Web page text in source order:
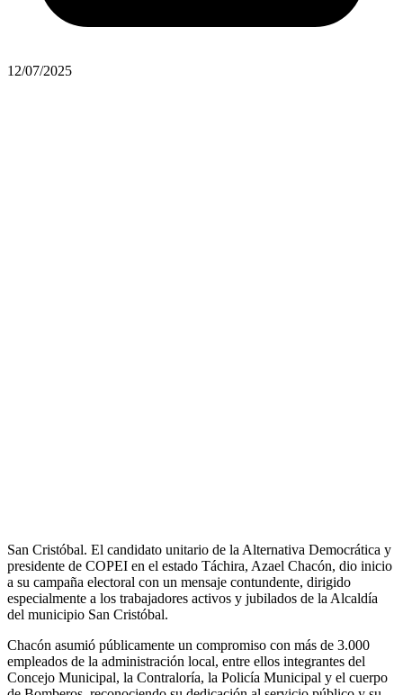
12/07/2025
San Cristóbal. El candidato unitario de la Alternativa Democrática y
presidente de COPEI en el estado Táchira, Azael Chacón, dio inicio
a su campaña electoral con un mensaje contundente, dirigido
especialmente a los trabajadores activos y jubilados de la Alcaldía
del municipio San Cristóbal.
Chacón asumió públicamente un compromiso con más de 3.000
empleados de la administración local, entre ellos integrantes del
Concejo Municipal, la Contraloría, la Policía Municipal y el cuerpo